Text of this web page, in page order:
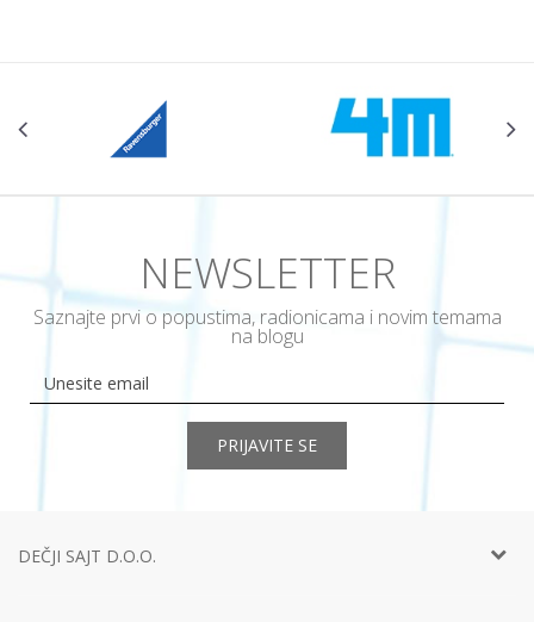
NEWSLETTER
Saznajte prvi o popustima, radionicama i novim temama
na blogu
PRIJAVITE SE
DEČJI SAJT D.O.O.